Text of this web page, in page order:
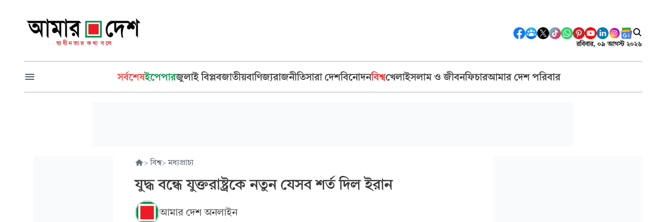
রবিবার, ০৯ আগস্ট ২০২৬
সর্বশেষইপেপারজুলাই বিপ্লবজাতীয়বাণিজ্যরাজনীতিসারা দেশবিনোদনবিশ্বখেলাইসলাম ও জীবনফিচারআমার দেশ পরিবার
> বিশ্ব> মধ্যপ্রাচ্য
যুদ্ধ বন্ধে যুক্তরাষ্ট্রকে নতুন যেসব শর্ত দিল ইরান
আমার দেশ অনলাইন